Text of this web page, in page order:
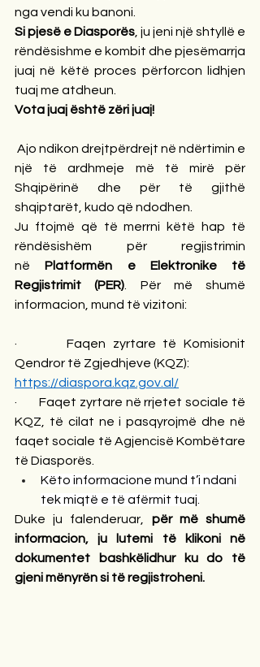
nga vendi ku banoni.
Si pjesë e Diasporës , ju jeni një shtyllë e
rëndësishme e kombit dhe pjesëmarrja
juaj në këtë proces përforcon lidhjen
tuaj me atdheun.
Vota juaj është zëri juaj!
Ajo ndikon drejtpërdrejt në ndërtimin e
një të ardhmeje më të mirë për
Shqipërinë dhe për të gjithë
shqiptarët, kudo që ndodhen.
Ju ftojmë që të merrni këtë hap të
rëndësishëm për regjistrimin
në Platformën e Elektronike të
Regjistrimit (PER) . Për më shumë
informacion, mund të vizitoni:
·       Faqen zyrtare të Komisionit
Qendror të Zgjedhjeve (KQZ):
https://diaspora.kqz.gov.al/
·       Faqet zyrtare në rrjetet sociale të
KQZ, të cilat ne i pasqyrojmë dhe në
faqet sociale të Agjencisë Kombëtare
të Diasporës.
Këto informacione mund t’i ndani
tek miqtë e të afërmit tuaj.
Duke ju falenderuar, për më shumë
informacion, ju lutemi të klikoni në
dokumentet bashkëlidhur ku do të
gjeni mënyrën si të regjistroheni.